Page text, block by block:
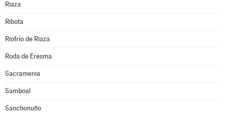
Riaza
Ribota
Riofrío de Riaza
Roda de Eresma
Sacramenia
Samboal
Sanchonuño